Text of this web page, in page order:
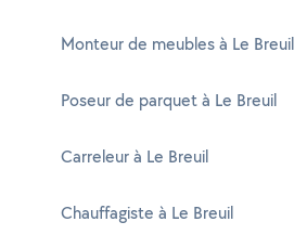
Monteur de meubles à Le Breuil
Poseur de parquet à Le Breuil
Carreleur à Le Breuil
Chauffagiste à Le Breuil